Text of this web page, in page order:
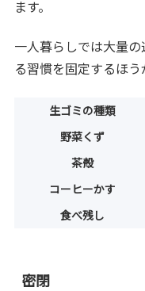
ます。
一人暮らしでは大量
る習慣を固定するほう
生ゴミの種類
野菜くず
茶殻
コーヒーかす
食べ残し
密閉